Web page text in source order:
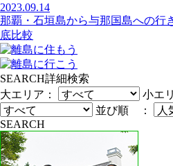
2023.09.14
那覇・石垣島から与那国島への行
底比較
SEARCH詳細検索
大エリア：
小エ
並び順 ：
SEARCH